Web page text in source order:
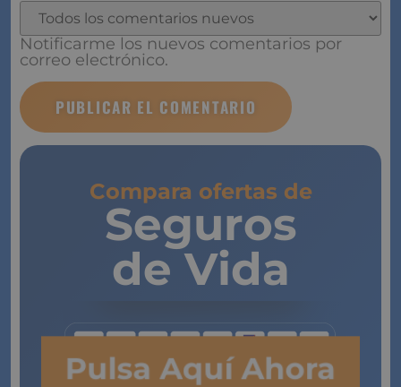
Notificarme los nuevos comentarios por
correo electrónico.
Compara ofertas de
Seguros
de Vida
Pulsa Aquí Ahora